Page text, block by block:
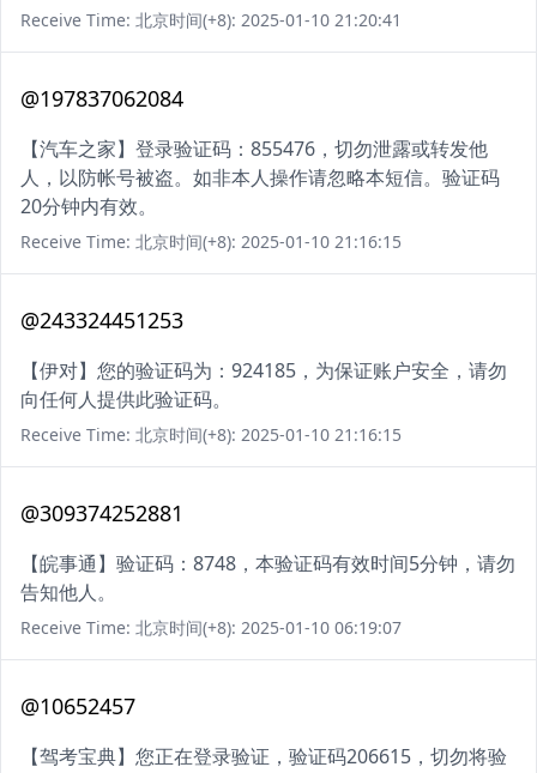
Receive Time: 北京时间(+8): 2025-01-10 21:20:41
@197837062084
【汽车之家】登录验证码：855476，切勿泄露或转发他
人，以防帐号被盗。如非本人操作请忽略本短信。验证码
20分钟内有效。
Receive Time: 北京时间(+8): 2025-01-10 21:16:15
@243324451253
【伊对】您的验证码为：924185，为保证账户安全，请勿
向任何人提供此验证码。
Receive Time: 北京时间(+8): 2025-01-10 21:16:15
@309374252881
【皖事通】验证码：8748，本验证码有效时间5分钟，请勿
告知他人。
Receive Time: 北京时间(+8): 2025-01-10 06:19:07
@10652457
【驾考宝典】您正在登录验证，验证码206615，切勿将验